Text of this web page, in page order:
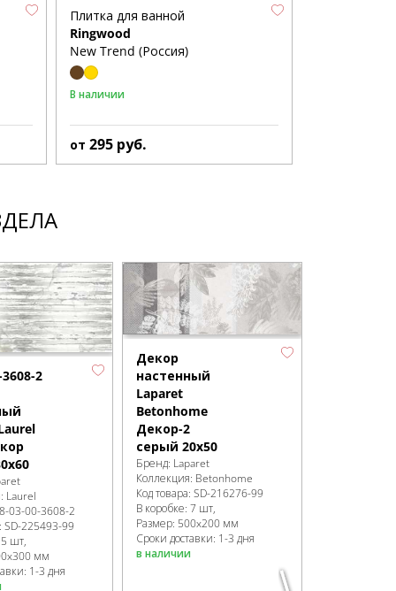
Плитка для ванной
Ringwood
New Trend (Россия)
В наличии
от 295 руб.
2
Laurel
03-00-3608-2
SD-225493-99
5 шт,
мм
1-3 дня
Декор
настенный
Laparet
Betonhome
Декор-2
серый 20х50
Бренд: Laparet
Коллекция: Betonhome
Код товара: SD-216276-99
В коробке: 7 шт,
Размер: 500x200 мм
Сроки доставки: 1-3 дня
в наличии